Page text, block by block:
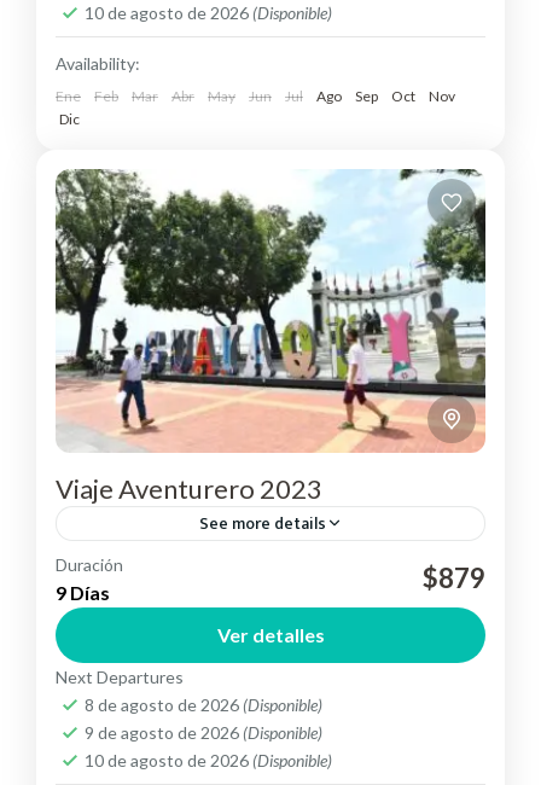
10 de agosto de 2026 (Disponible)
Availability:
Ene Feb Mar Abr May Jun Jul Ago Sep Oct
Nov
Dic
Viaje Aventurero 2023
See more details
Atrévete y aventúrate en los mágicos paisajes que
nos ofrece Ecuador.
Medium
Duración
9 Días $879
Ver detalles
Next Departures
8 de agosto de 2026 (Disponible)
9 de agosto de 2026 (Disponible)
10 de agosto de 2026 (Disponible)